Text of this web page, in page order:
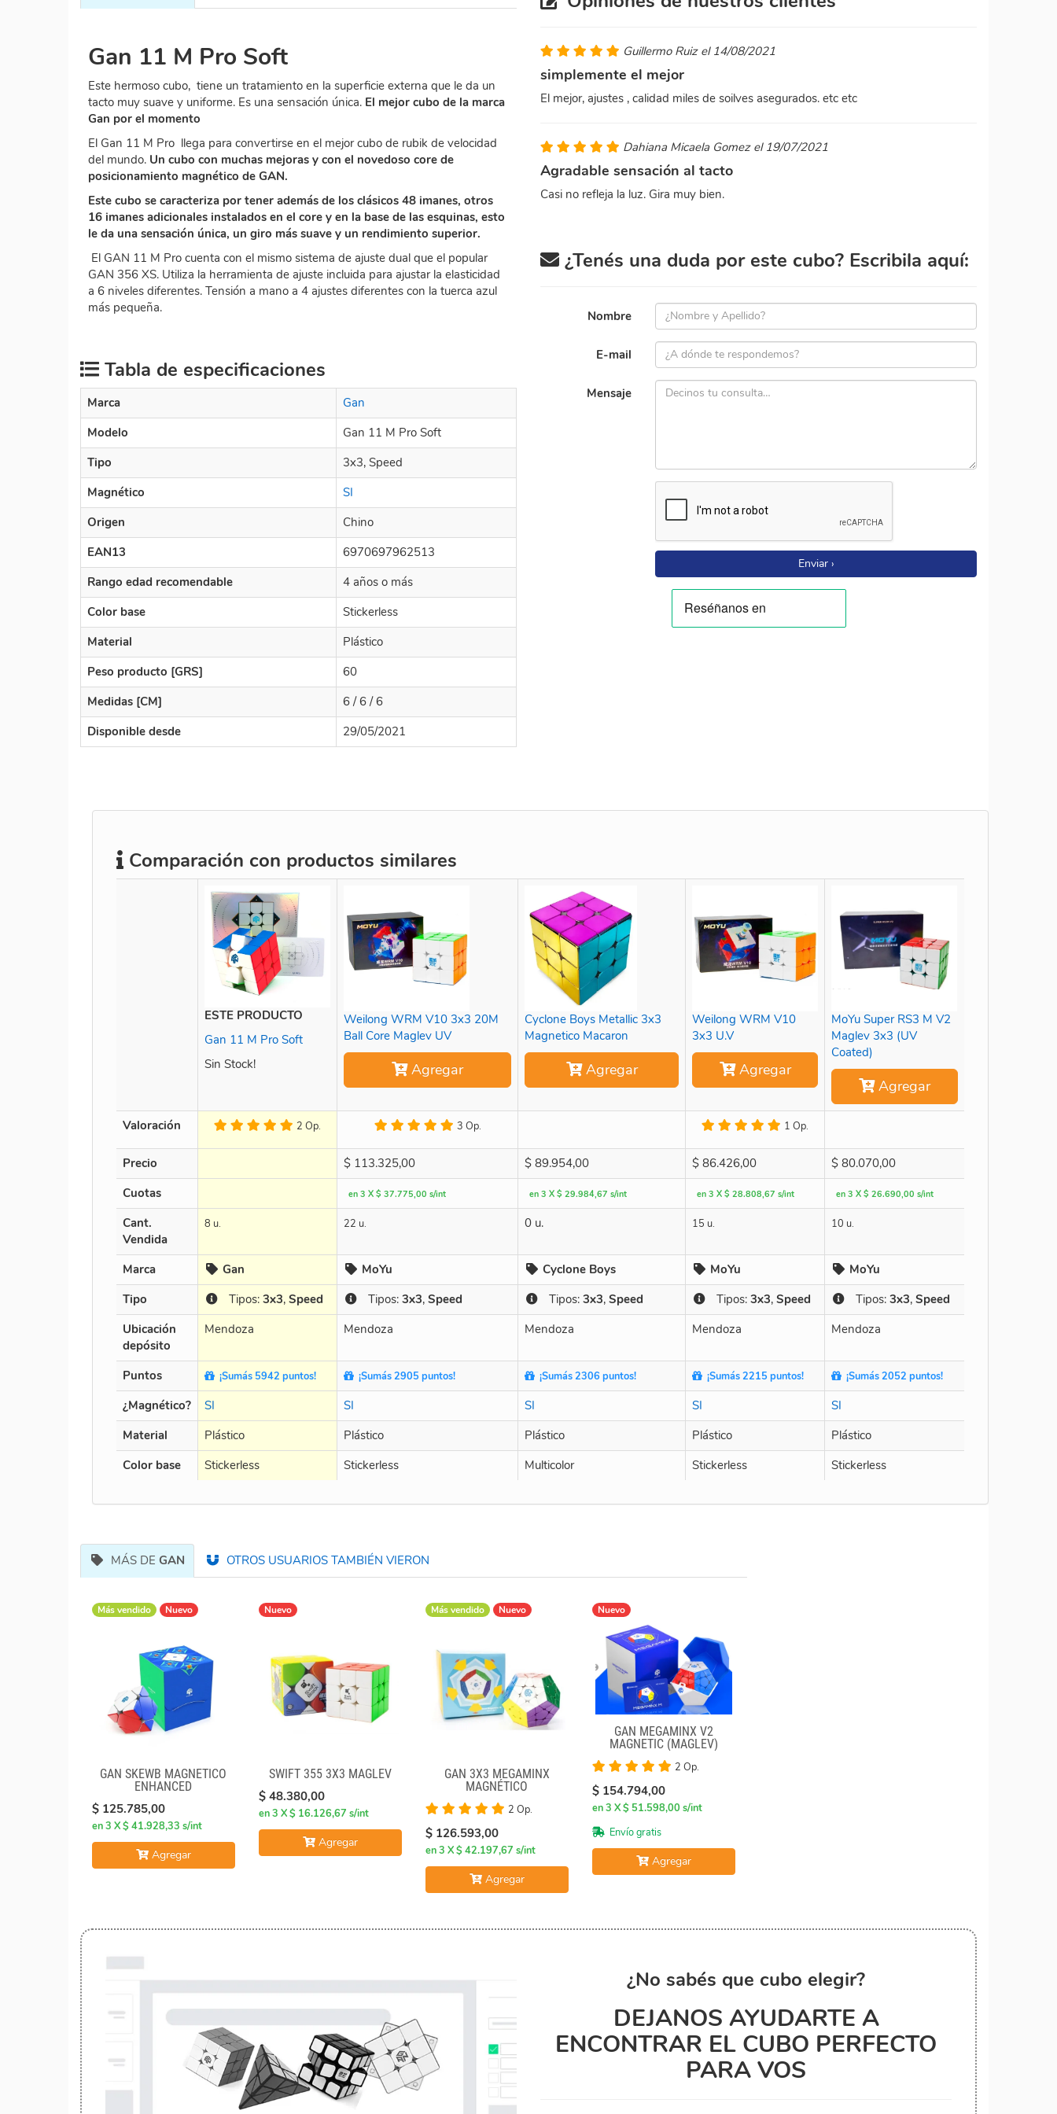
Gan 11 M Pro Soft
Este hermoso cubo, tiene un tratamiento en la superficie externa que le da un
tacto muy suave y uniforme. Es una sensación única. El mejor cubo de la marca
Gan por el momento
El Gan 11 M Pro llega para convertirse en el mejor cubo de rubik de velocidad
del mundo. Un cubo con muchas mejoras y con el novedoso core de
posicionamiento magnético de GAN.
Este cubo se caracteriza por tener además de los clásicos 48 imanes, otros
16 imanes adicionales instalados en el core y en la base de las esquinas, esto
le da una sensación única, un giro más suave y un rendimiento superior.
El GAN 11 M Pro cuenta con el mismo sistema de ajuste dual que el popular
GAN 356 XS. Utiliza la herramienta de ajuste incluida para ajustar la elasticidad
a 6 niveles diferentes. Tensión a mano a 4 ajustes diferentes con la tuerca azul
más pequeña.
Tabla de especificaciones
Marca
Gan
Modelo
Gan 11 M Pro Soft
Tipo
3x3, Speed
Magnético
SI
Origen
Chino
EAN13
6970697962513
Rango edad recomendable
4 años o más
Color base
Stickerless
Material
Plástico
Peso producto [GRS]
60
Medidas [CM]
6 / 6 / 6
Disponible desde
29/05/2021
Guillermo Ruiz el 14/08/2021
simplemente el mejor
El mejor, ajustes , calidad miles de soilves asegurados. etc etc
Dahiana Micaela Gomez el 19/07/2021
Agradable sensación al tacto
Casi no refleja la luz. Gira muy bien.
¿Tenés una duda por este cubo? Escribila aquí:
Nombre
E-mail
Mensaje
Enviar ›
Comparación con productos similares
ESTE PRODUCTO
Gan 11 M Pro Soft
Sin Stock!
Weilong WRM V10 3x3 20M
Ball Core Maglev UV
Agregar
Cyclone Boys Metallic 3x3
Magnetico Macaron
Agregar
Weilong WRM V10
3x3 U.V
Agregar
MoYu Super RS3 M V2
Maglev 3x3 (UV
Coated)
Agregar
Valoración 2 Op. 3 Op. 1 Op.
Precio $ 113.325,00 $ 89.954,00 $ 86.426,00 $ 80.070,00
Cuotas
en 3 X $ 37.775,00 s/int en 3 X $ 29.984,67 s/int en 3 X $ 28.808,67 s/int en 3 X $ 26.690,00 s/int
Cant.
Vendida
8 u. 22 u. 0 u. 15 u. 10 u.
Marca Gan MoYu Cyclone Boys MoYu
MoYu
Tipo
Tipos: 3x3, Speed Tipos: 3x3, Speed Tipos: 3x3, Speed Tipos: 3x3, Speed Tipos: 3x3, Speed
Ubicación
depósito
Mendoza Mendoza Mendoza Mendoza Mendoza
Puntos ¡Sumás 5942 puntos! ¡Sumás 2905 puntos! ¡Sumás 2306 puntos! ¡Sumás 2215 puntos! ¡Sumás 2052 puntos!
¿Magnético? SI SI SI SI
SI
Material
Plástico Plástico Plástico Plástico
Plástico
Color base
Stickerless Stickerless Multicolor Stickerless Stickerless
MÁS DE GAN OTROS USUARIOS TAMBIÉN VIERON
Más vendido Nuevo
GAN SKEWB MAGNETICO
ENHANCED
$ 125.785,00
en 3 X $ 41.928,33 s/int
Agregar
Nuevo
SWIFT 355 3X3 MAGLEV
$ 48.380,00
en 3 X $ 16.126,67 s/int
Agregar
Más vendido Nuevo
GAN 3X3 MEGAMINX
MAGNÉTICO
2 Op.
$ 126.593,00
en 3 X $ 42.197,67 s/int
Agregar
Nuevo
GAN MEGAMINX V2
MAGNETIC (MAGLEV)
BLACK
2 Op.
$ 154.794,00
en 3 X $ 51.598,00 s/int
Envío gratis
Agregar
¿No sabés que cubo elegir?
DEJANOS AYUDARTE A
ENCONTRAR EL CUBO PERFECTO
PARA VOS